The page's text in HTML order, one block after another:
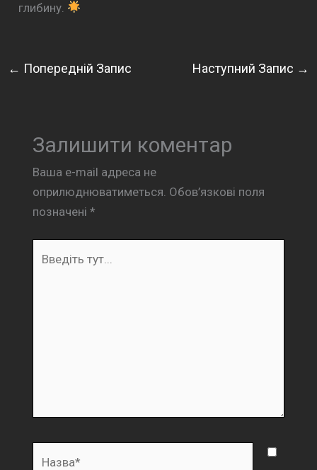
глибину.
← Попередній Запис Наступний Запис →
Залишити коментар
Ваша e-mail адреса не
оприлюднюватиметься. Обов’язкові поля
позначені *